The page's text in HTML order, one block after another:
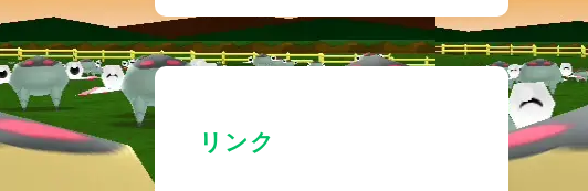
リンク